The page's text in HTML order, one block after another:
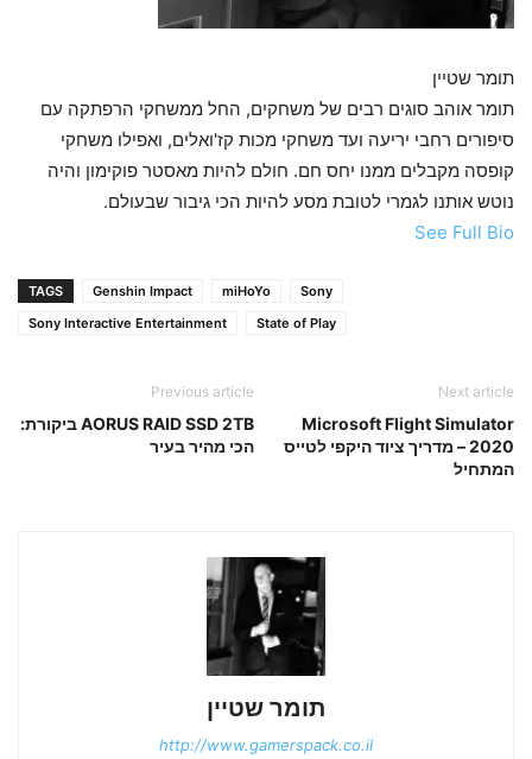
תומר שטיין
תומר אוהב סוגים רבים של משחקים, החל ממשחקי הרפתקה עם
סיפורים רחבי יריעה ועד משחקי מכות קז'ואלים, ואפילו משחקי
קופסה מקבלים ממנו יחס חם. חולם להיות מאסטר פוקימון והיה
נוטש אותנו לגמרי לטובת מסע להיות הכי גיבור שבעולם.
See Full Bio
TAGS Genshin Impact miHoYo
Sony
Sony Interactive Entertainment
State of Play
Previous article
AORUS RAID SSD 2TB ביקורת:
הכי מהיר בעיר
Next article
Microsoft Flight Simulator
2020 – מדריך ציוד היקפי לטייס
המתחיל
תומר שטיין
http://www.gamerspack.co.il